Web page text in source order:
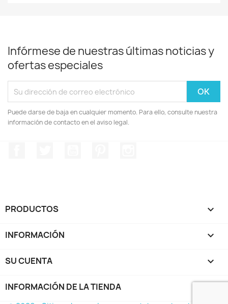
Infórmese de nuestras últimas noticias y
ofertas especiales
Puede darse de baja en cualquier momento. Para ello, consulte nuestra
información de contacto en el aviso legal.
PRODUCTOS 
INFORMACIÓN 
SU CUENTA 
INFORMACIÓN DE LA TIENDA